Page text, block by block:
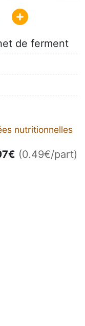
de ferment
nutritionnelles
€ (0.49€/part)